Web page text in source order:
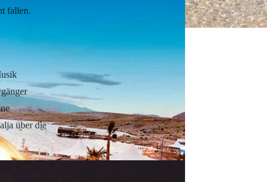
fallen.
über die